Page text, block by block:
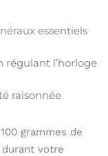
essentiels
régulant l’horloge
raisonnée
grammes de
votre